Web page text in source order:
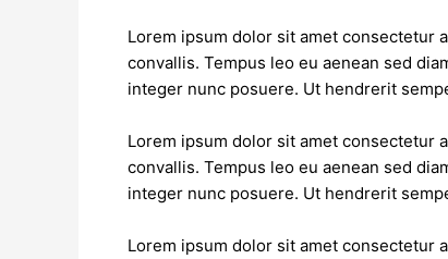
Lorem ipsum dolor sit amet consectetur
convallis. Tempus leo eu aenean sed
integer nunc posuere. Ut hendrerit
Lorem ipsum dolor sit amet consectetur
convallis. Tempus leo eu aenean sed
integer nunc posuere. Ut hendrerit
Lorem ipsum dolor sit amet consectetur